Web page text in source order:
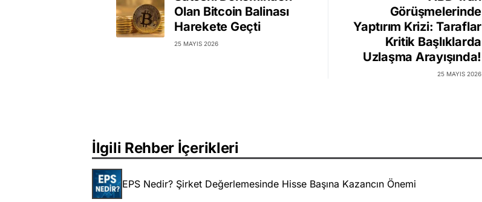
Olan Bitcoin Balinası
Harekete Geçti
25 MAYIS 2026
Görüşmelerinde
Yaptırım Krizi: Taraflar
Kritik Başlıklarda
Uzlaşma Arayışında!
25 MAYIS 2026
İlgili Rehber İçerikleri
EPS Nedir? Şirket Değerlemesinde Hisse Başına Kazancın Önemi